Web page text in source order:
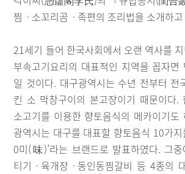
찜ㆍ소꼬리곰ㆍ족편의 조리법을 소개하
21세기 들어 한국사회에서 오랜 역사를
부속고기요리의 대표적인 지역을 꼽자면
일 것이다. 대구광역시는 수년 전부터 전
킨 소 막창구이의 본고장이기 때문이다.
소고기를 이용한 향토음식의 메카이기
광역시는 대구를 대표할 향토음식 10가지
0미(味)’라는 브랜드로 발표하였다. 그
티기ㆍ육개장ㆍ동인동찜갈비 등 4종의